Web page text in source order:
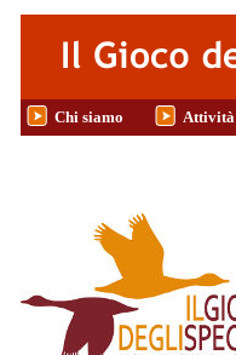
Salta al contenuto principale
Chi siamo Attività